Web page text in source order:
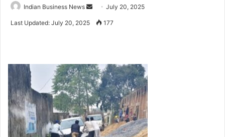
Indian Business News
Send
an
July 20, 2025
Last Updated: July 20, 2025 177